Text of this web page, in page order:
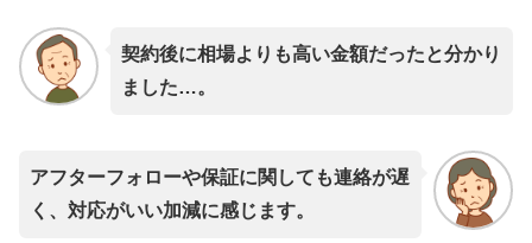
契約後に相場よりも高い金額だったと分かり
ました…。
アフターフォローや保証に関しても連絡が遅
く、対応がいい加減に感じます。